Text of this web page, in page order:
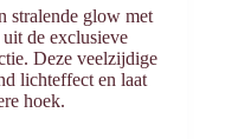
stralende glow met
uit de exclusieve
Deze veelzijdige
lichteffect en laat
hoek.